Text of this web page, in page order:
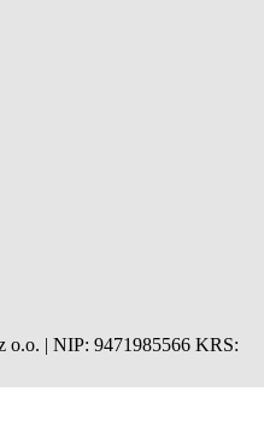
o.o. | NIP: 9471985566 KRS: